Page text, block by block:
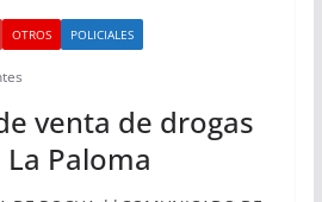
OTROS POLICIALES
venta de drogas
Paloma